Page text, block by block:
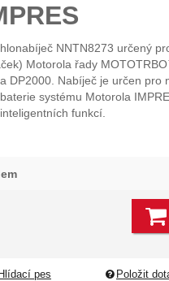
NNTN8273 určený
Motorola řady
DP2000. Nabíječ je určen pro
systému Motorola
funkcí.
Hlídací pes Položit